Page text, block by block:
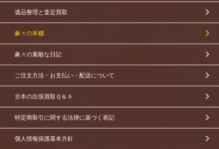
遺品整理と査定買取
象々の本棚
象々の素敵な日記
ご注文方法・お支払い・配送について
古本の出張買取Ｑ＆Ａ
特定商取引に関する法律に基づく表記
個人情報保護基本方針